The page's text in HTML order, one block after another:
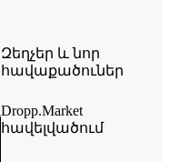
Զեղչեր և նոր
հավաքածուներ
Dropp.Market
հավելվածում